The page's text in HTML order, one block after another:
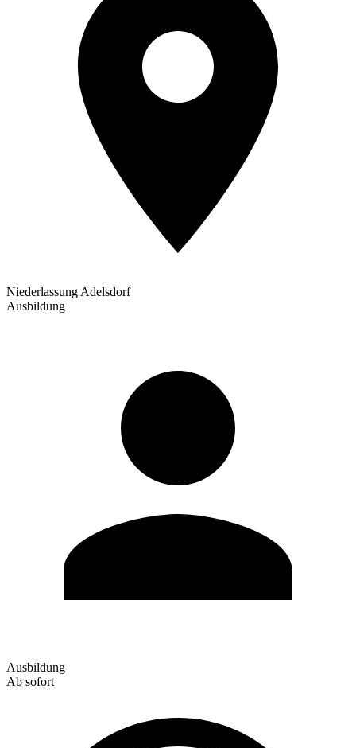
Niederlassung Adelsdorf
Ausbildung
Ausbildung
Ab sofort